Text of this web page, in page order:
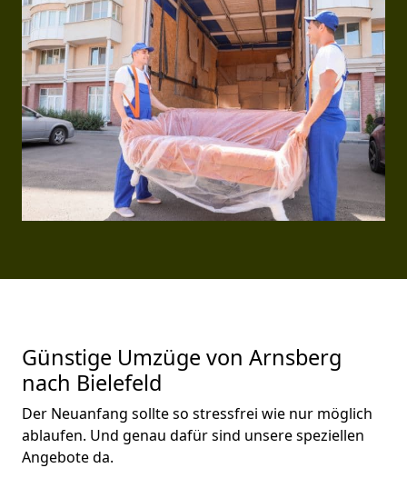
Günstige Umzüge von Arnsberg
nach Bielefeld
Der Neuanfang sollte so stressfrei wie nur möglich
ablaufen. Und genau dafür sind unsere speziellen
Angebote da.